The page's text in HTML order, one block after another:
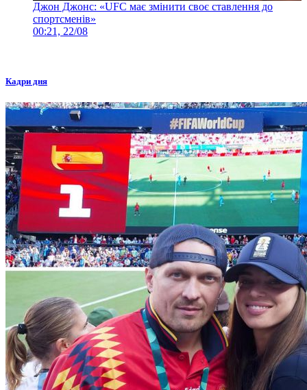
Джон Джонс: «UFC має змінити своє ставлення до
спортсменів»
00:21, 22/08
Кадри дня